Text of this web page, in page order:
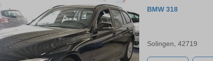
BMW 318
Solingen, 42719